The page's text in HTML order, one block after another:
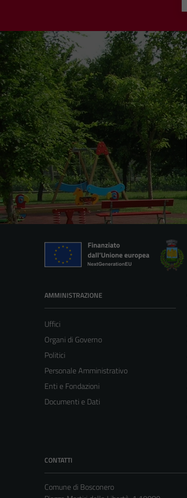
AMMINISTRAZIONE
Uffici
Organi di Governo
Politici
Personale Amministrativo
Enti e Fondazioni
Documenti e Dati
CONTATTI
Comune di Bosconero